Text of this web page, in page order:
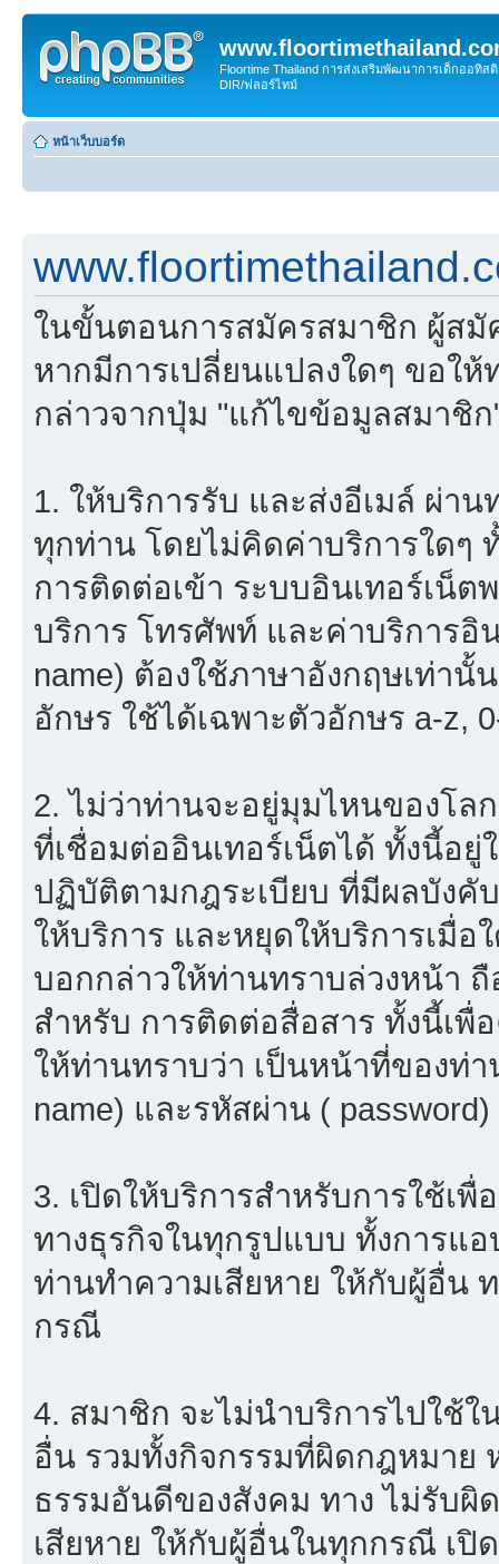
Floortime Thailand การส่งเสริมพัฒนาการเด็กออทิ
DIR/ฟลอร์ไทม์
หน้าเว็บบอร์ด
ในขั้นตอนการสมัครสมาชิก ผู้สมั
หากมีการเปลี่ยนแปลงใดๆ ขอใ
กล่าวจากปุ่ม "แก้ไขข้อมูลสมาชิก
1. ให้บริการรับ และส่งอีเมล์ ผ่า
ทุกท่าน โดยไม่คิดค่าบริการใดๆ
การติดต่อเข้า ระบบอินเทอร์เน็
บริการ โทรศัพท์ และค่าบริการอิ
name) ต้องใช้ภาษาอังกฤษเท่านั้
อักษร ใช้ได้เฉพาะตัวอักษร a-z,
2. ไม่ว่าท่านจะอยู่มุมไหนของโล
ที่เชื่อมต่ออินเทอร์เน็ตได้ ทั้งนี้อ
ปฏิบัติตามกฎระเบียบ ที่มีผลบังคั
ให้บริการ และหยุดให้บริการเมื่
บอกกล่าวให้ท่านทราบล่วงหน้า
สำหรับ การติดต่อสื่อสาร ทั้งนี้เพื่
ให้ท่านทราบว่า เป็นหน้าที่ของท่
name) และรหัสผ่าน (
3. เปิดให้บริการสำหรับการใช้เ
ทางธุรกิจในทุกรูปแบบ ทั้งการแ
ท่านทำความเสียหาย ให้กับผู้อื่น
กรณี
4. สมาชิก จะไม่นำบริการไปใช้
อื่น รวมทั้งกิจกรรมที่ผิดกฎหมาย
ธรรมอันดีของสังคม ทาง ไม่รับผิ
เสียหาย ให้กับผู้อื่นในทุกกรณี เปิ